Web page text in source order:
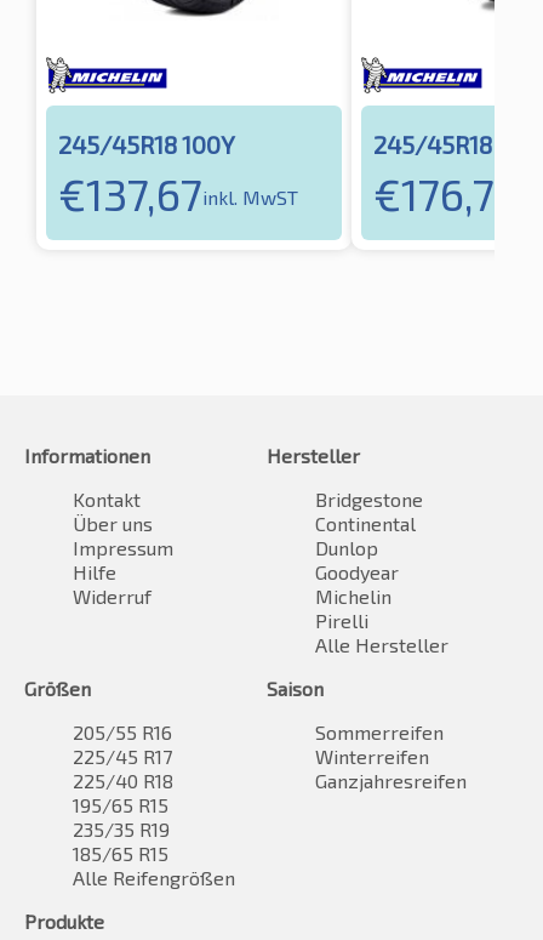
245/45R18 100Y
€137,67inkl. MwST
245/45R18
€176,72
Informationen
Kontakt
Über uns
Impressum
Hilfe
Widerruf
Hersteller
Bridgestone
Continental
Dunlop
Goodyear
Michelin
Pirelli
Alle Hersteller
Größen
205/55 R16
225/45 R17
225/40 R18
195/65 R15
235/35 R19
185/65 R15
Alle Reifengrößen
Saison
Sommerreifen
Winterreifen
Ganzjahresreifen
Produkte